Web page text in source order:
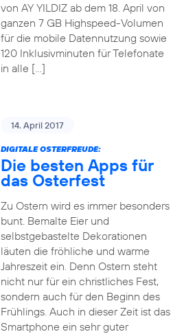
von AY YILDIZ ab dem 18. April von
ganzen 7 GB Highspeed-Volumen
für die mobile Datennutzung sowie
120 Inklusivminuten für Telefonate
in alle […]
14. April 2017
DIGITALE OSTERFREUDE:
Die besten Apps für
das Osterfest
Zu Ostern wird es immer besonders
bunt. Bemalte Eier und
selbstgebastelte Dekorationen
läuten die fröhliche und warme
Jahreszeit ein. Denn Ostern steht
nicht nur für ein christliches Fest,
sondern auch für den Beginn des
Frühlings. Auch in dieser Zeit ist das
Smartphone ein sehr guter